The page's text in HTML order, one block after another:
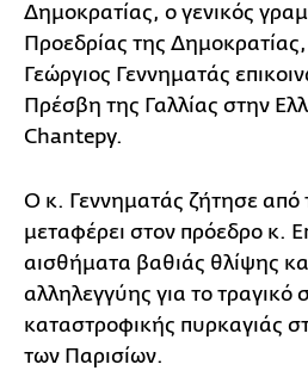
Δημοκρατίας, ο γενικός
Προεδρίας της
Γεώργιος Γεννηματάς
Πρέσβη της Γαλλίας στην
Chantepy.
Ο κ. Γεννηματάς ζήτησε από
μεταφέρει στον πρόεδρο κ.
αισθήματα βαθιάς θλίψης
αλληλεγγύης για το τραγικό
καταστροφικής πυρκαγιάς
των Παρισίων.